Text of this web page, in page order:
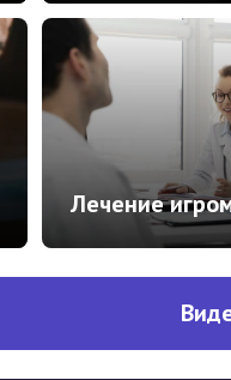
Лечение